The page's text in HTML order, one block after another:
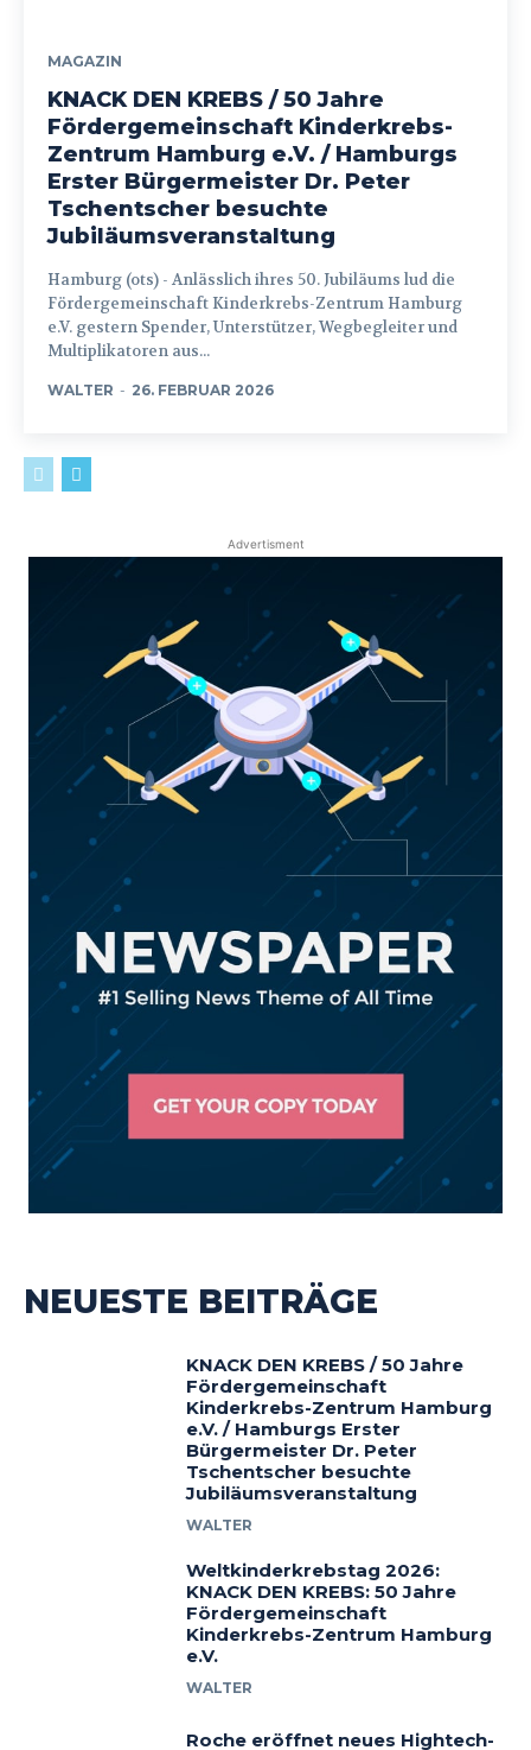
MAGAZIN
KNACK DEN KREBS / 50 Jahre
Fördergemeinschaft Kinderkrebs-
Zentrum Hamburg e.V. / Hamburgs
Erster Bürgermeister Dr. Peter
Tschentscher besuchte
Jubiläumsveranstaltung
Hamburg (ots) - Anlässlich ihres 50. Jubiläums lud die
Fördergemeinschaft Kinderkrebs-Zentrum Hamburg
e.V. gestern Spender, Unterstützer, Wegbegleiter und
Multiplikatoren aus...
WALTER - 26. FEBRUAR 2026
Advertisment
NEUESTE BEITRÄGE
KNACK DEN KREBS / 50 Jahre
Fördergemeinschaft
Kinderkrebs-Zentrum Hamburg
e.V. / Hamburgs Erster
Bürgermeister Dr. Peter
Tschentscher besuchte
Jubiläumsveranstaltung
WALTER
Weltkinderkrebstag 2026:
KNACK DEN KREBS: 50 Jahre
Fördergemeinschaft
Kinderkrebs-Zentrum Hamburg
e.V.
WALTER
Roche eröffnet neues Hightech-